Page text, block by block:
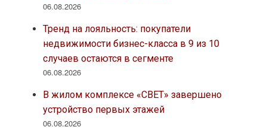
06.08.2026
Тренд на лояльность: покупатели
недвижимости бизнес-класса в 9 из 10
случаев остаются в сегменте
06.08.2026
В жилом комплексе «СВЕТ» завершено
устройство первых этажей
06.08.2026